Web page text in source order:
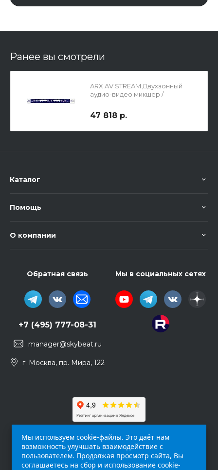
Ранее вы смотрели
ARX AV STREAM Двухзонный
аудио-видео микшер /
47 818 р.
Каталог
Помощь
О компании
Обратная связь
+7 (495) 777-08-31
manager@skybeat.ru
г. Москва, пр. Мира, 122
Мы в социальных сетях
Мы используем cookie-файлы. Это даёт нам
возможность улучшать взаимодействие с
пользователем. Продолжая просмотр сайта, Вы
соглашаетесь на сбор и использование cookie-